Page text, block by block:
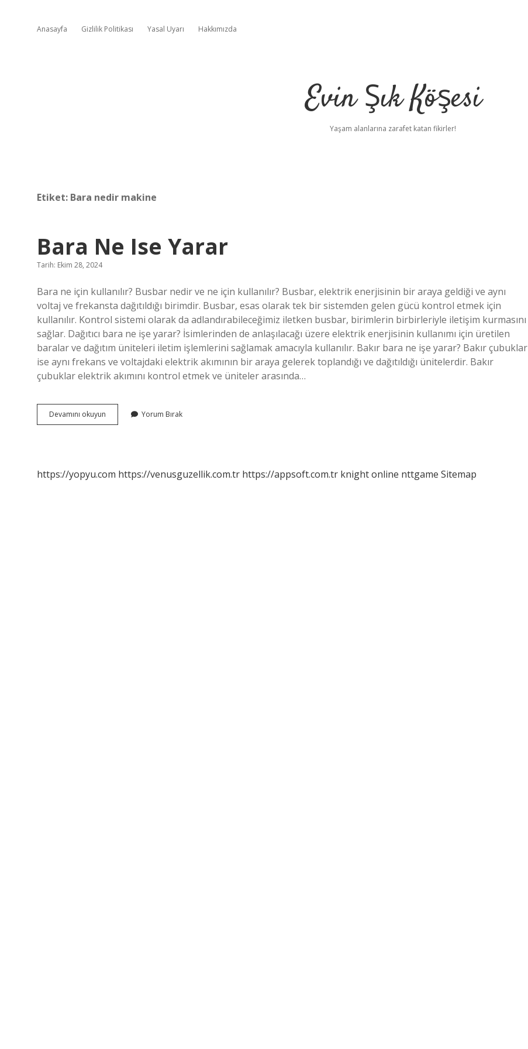
Anasayfa Gizlilik Politikası Yasal Uyarı Hakkımızda
Evin Şık Köşesi
Yaşam alanlarına zarafet katan fikirler!
Etiket: Bara nedir makine
Bara Ne Ise Yarar
Tarih: Ekim 28, 2024
Bara ne için kullanılır? Busbar nedir ve ne için kullanılır? Busbar, elektrik enerjisinin bir araya geldiği ve aynı
voltaj ve frekansta dağıtıldığı birimdir. Busbar, esas olarak tek bir sistemden gelen gücü kontrol etmek için
kullanılır. Kontrol sistemi olarak da adlandırabileceğimiz iletken busbar, birimlerin birbirleriyle iletişim kurmasını
sağlar. Dağıtıcı bara ne işe yarar? İsimlerinden de anlaşılacağı üzere elektrik enerjisinin kullanımı için üretilen
baralar ve dağıtım üniteleri iletim işlemlerini sağlamak amacıyla kullanılır. Bakır bara ne işe yarar? Bakır çubuklar
ise aynı frekans ve voltajdaki elektrik akımının bir araya gelerek toplandığı ve dağıtıldığı ünitelerdir. Bakır
çubuklar elektrik akımını kontrol etmek ve üniteler arasında…
Devamını okuyun
Ne
Yorum Bırak
https://yopyu.com https://venusguzellik.com.tr https://appsoft.com.tr knight online nttgame Sitemap